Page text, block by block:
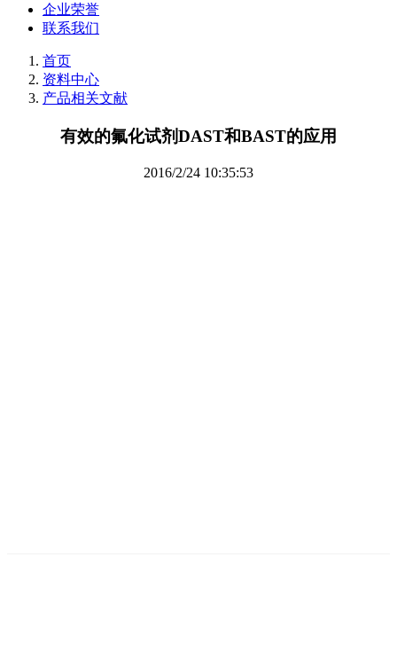
企业荣誉
联系我们
首页
资料中心
产品相关文献
有效的氟化试剂DAST和BAST的应用
2016/2/24 10:35:53